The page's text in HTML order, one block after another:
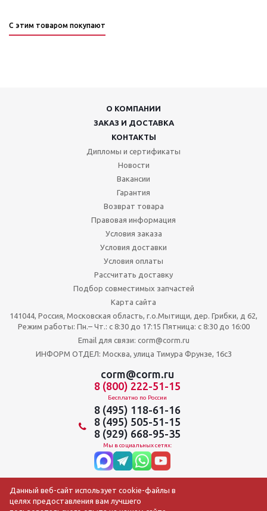
С этим товаром покупают
О КОМПАНИИ
ЗАКАЗ И ДОСТАВКА
КОНТАКТЫ
Дипломы и сертификаты
Новости
Вакансии
Гарантия
Возврат товара
Правовая информация
Условия заказа
Условия доставки
Условия оплаты
Рассчитать доставку
Подбор совместимых запчастей
Карта сайта
141044, Россия, Московская область, г.о.Мытищи, дер. Грибки, д 62,
Режим работы: Пн.– Чт.: с 8:30 до 17:15 Пятница: c 8:30 до 16:00
Email для связи: corm@corm.ru
ИНФОРМ ОТДЕЛ: Москва, улица Тимура Фрунзе, 16с3
corm@corm.ru
8 (800) 222-51-15
Бесплатно по России
8 (495) 118-61-16
8 (495) 505-51-15
8 (929) 668-95-35
Мы в социальных сетях:
Данный веб-сайт использует cookie-файлы в
целях предоставления вам лучшего